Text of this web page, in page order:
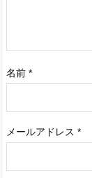
名前 *
メールアドレス *